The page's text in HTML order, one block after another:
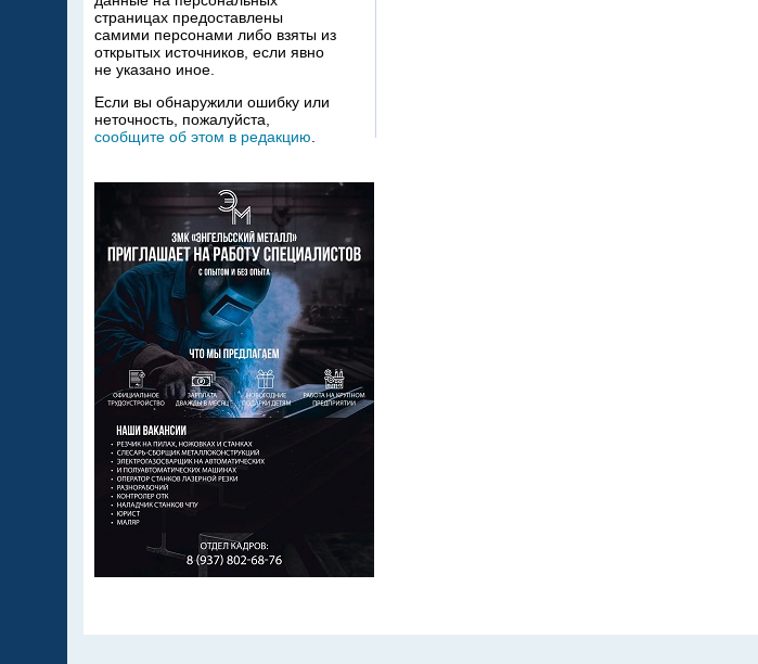
страницах предоставлены
самими персонами либо взяты из
открытых источников, если явно
не указано иное.
Если вы обнаружили ошибку или
неточность, пожалуйста,
сообщите об этом в редакцию